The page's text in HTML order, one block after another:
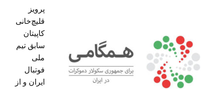
پرویز
قلیچ‌خانی
کاپیتان
سابق تیم
ملی
فوتبال
ایران و از